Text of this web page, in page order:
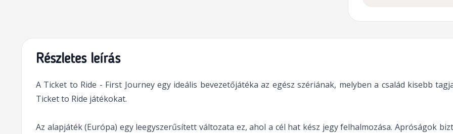
Részletes leírás
A Ticket to Ride - First Journey egy ideális bevezetőjátéka az egész szériának, melyben a család kisebb
Ticket to Ride játékokat.
Az alapjáték (Európa) egy leegyszerűsített változata ez, ahol a cél hat kész jegy felhalmozása. Apróságok